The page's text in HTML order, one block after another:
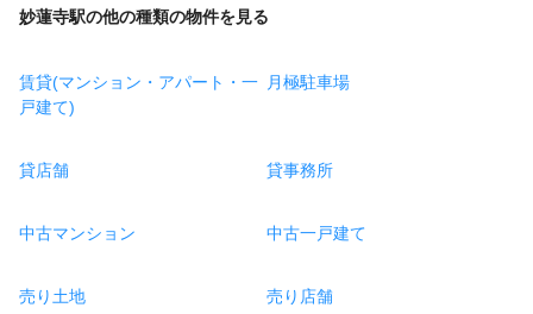
妙蓮寺駅の他の種類の物件を見る
賃貸(マンション・アパート・一
戸建て)
月極駐車場
貸店舗 貸事務所
中古マンション 中古一戸建て
売り土地 売り店舗